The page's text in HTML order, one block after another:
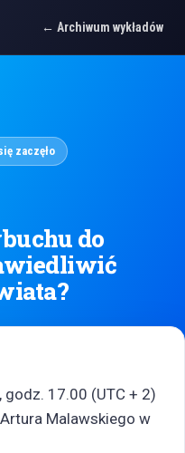
Archiwum wykładów
zaczęło
do
17.00 (UTC + 2)
Malawskiego w